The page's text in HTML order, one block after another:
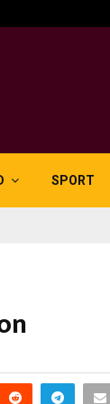
SPORT